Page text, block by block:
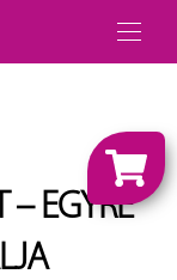
– EGYRE